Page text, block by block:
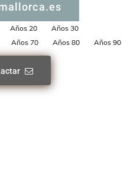
Años 20
Años 30
Años 70 Años 80 Años 90